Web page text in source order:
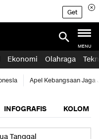
Get
MENU
Ekonomi Olahraga
Apel Kebangsaan Jaga
INFOGRAFIS KOLOM